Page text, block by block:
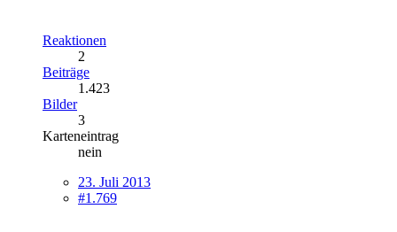
Reaktionen
2
Beiträge
1.423
Bilder
3
Karteneintrag
nein
23. Juli 2013
#1.769